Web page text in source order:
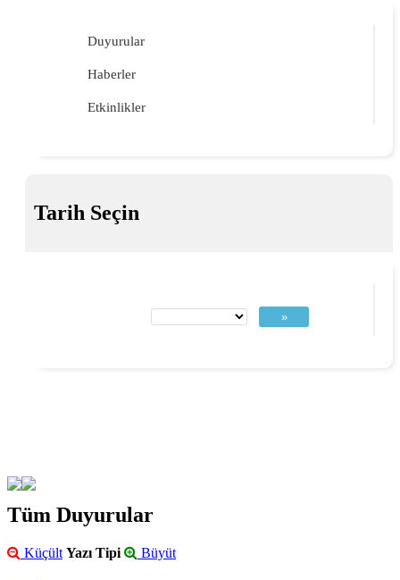
Duyurular
Haberler
Etkinlikler
Tarih Seçin
»
Tüm Duyurular
Küçült Yazı Tipi Büyüt